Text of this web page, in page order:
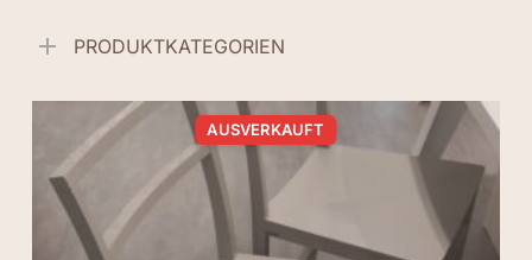
PRODUKTKATEGORIEN
AUSVERKAUFT